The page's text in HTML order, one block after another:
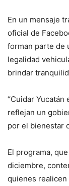
En un mensaje
oficial de
forman parte de
legalidad
brindar
“Cuidar Yucatán
reflejan un
por el bienestar
El programa,
diciembre,
quienes realicen